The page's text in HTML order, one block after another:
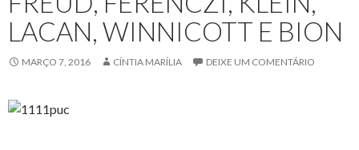
LACAN, WINNICOTT E BION
MARÇO 7, 2016 CÍNTIA MARÍLIA DEIXE UM COMENTÁRIO